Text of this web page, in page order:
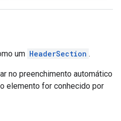
um HeaderSection .
no preenchimento automático
elemento for conhecido por